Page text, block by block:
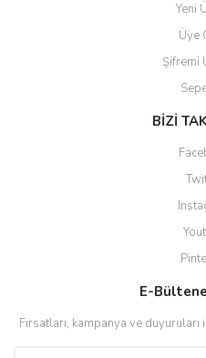
Yeni
Üye
Şifremi
BİZİ
E-
Fırsatları, kampanya ve